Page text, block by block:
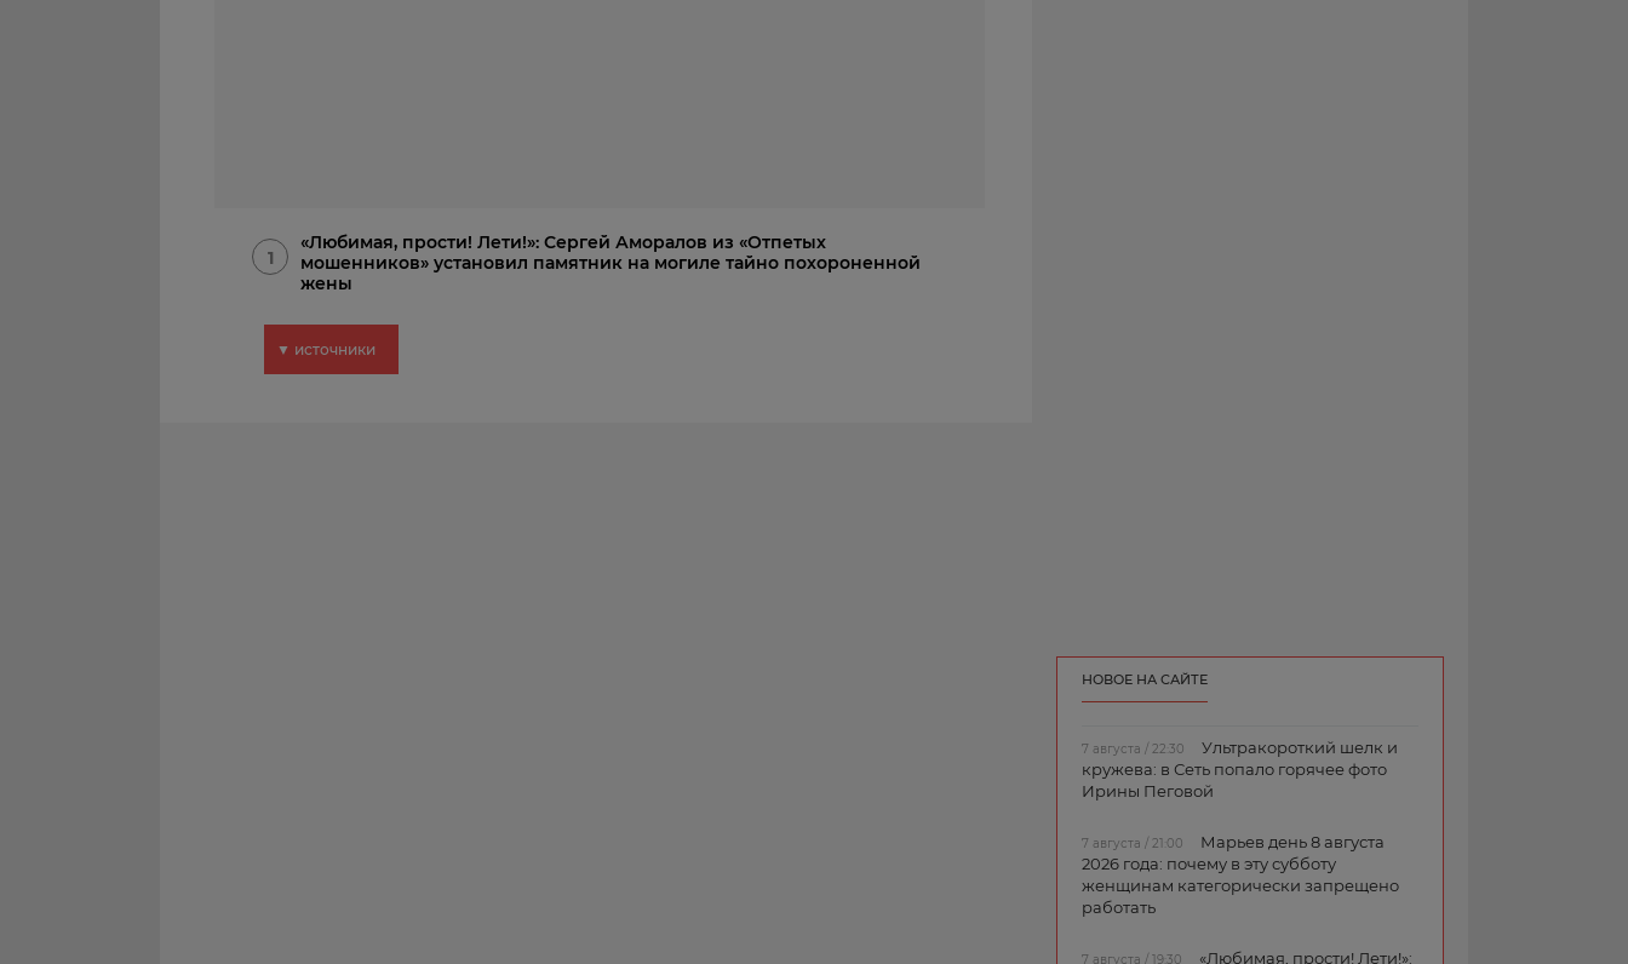
1
«Любимая, прости! Лети!»: Сергей Аморалов из «Отпетых
мошенников» установил памятник на могиле тайно похороненной
жены
▼ источники
НОВОЕ НА САЙТЕ
7 августа / 22:30
Ультракороткий шелк и
кружева: в Сеть попало горячее фото
Ирины Пеговой
7 августа / 21:00
Марьев день 8 августа
2026 года: почему в эту субботу
женщинам категорически запрещено
работать
7 августа / 19:30 «Любимая, прости! Лети!»: